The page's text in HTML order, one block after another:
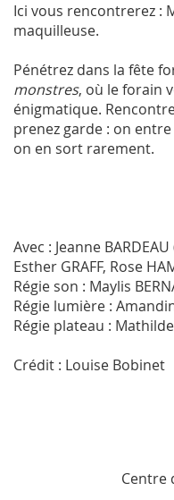
Ici vous rencontrerez :
maquilleuse.
Pénétrez dans la fête
monstres, où le forain
énigmatique.
prenez garde : on
on en sort rarement.
Avec : Jeanne
Esther GRAFF, Rose
Régie son : Maylis
Régie lumière :
Régie plateau : Mathilde
Crédit : Louise Bobinet
Centre